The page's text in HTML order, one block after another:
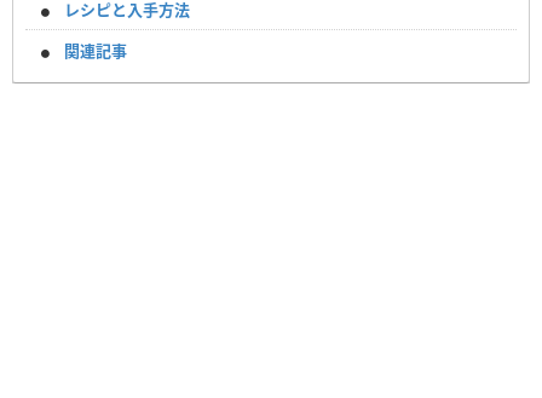
レシピと入手方法
関連記事